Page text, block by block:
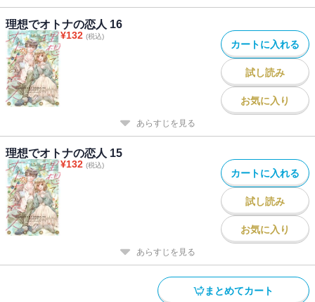
理想でオトナの恋人 16
¥132 (税込)
カートに入れる
試し読み
お気に入り
あらすじを見る
理想でオトナの恋人 15
¥132 (税込)
カートに入れる
試し読み
お気に入り
あらすじを見る
まとめてカート